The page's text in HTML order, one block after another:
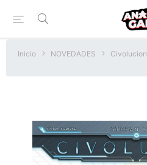
Inicio NOVEDADES Civolucion